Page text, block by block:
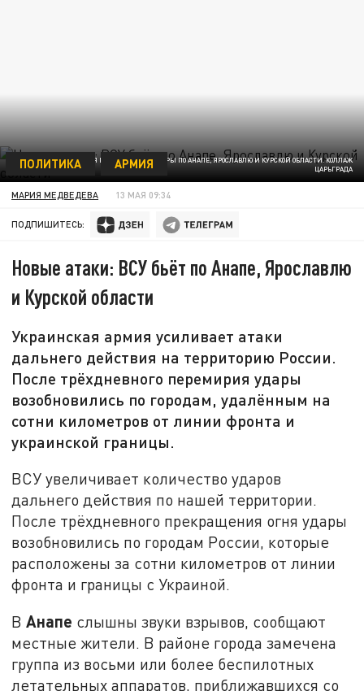
ВСУ ПОСЛЕ ПЕРЕМИРИЯ ВНОВЬ НАНОСИТ УДАРЫ ПО АНАПЕ, ЯРОСЛАВЛЮ И КУРСКОЙ ОБЛАСТИ. КОЛЛАЖ
ЦАРЬГРАДА
ПОЛИТИКА АРМИЯ
МАРИЯ МЕДВЕДЕВА 13 МАЯ 09:34
ПОДПИШИТЕСЬ:
Новые атаки: ВСУ бьёт по Анапе, Ярославлю
и Курской области
Украинская армия усиливает атаки
дальнего действия на территорию России.
После трёхдневного перемирия удары
возобновились по городам, удалённым на
сотни километров от линии фронта и
украинской границы.
ВСУ увеличивает количество ударов
дальнего действия по нашей территории.
После трёхдневного прекращения огня удары
возобновились по городам России, которые
расположены за сотни километров от линии
фронта и границы с Украиной.
ВАнапе слышны звуки взрывов, сообщают
местные жители. В районе города замечена
группа из восьми или более беспилотных
летательных аппаратов, приближавшихся со